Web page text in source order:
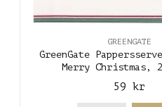
GREENGATE
GreenGate
Merry Christmas,
59 kr